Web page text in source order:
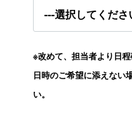
※改めて、担当者より日
日時のご希望に添えない
い。